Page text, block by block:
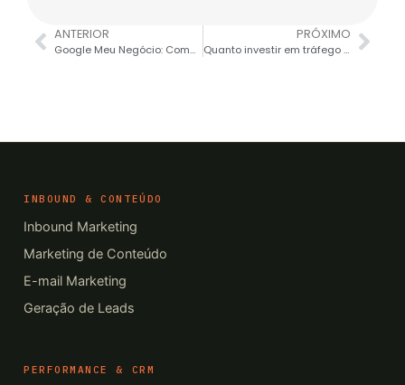
ANTERIOR
Google Meu Negócio: Como criar o perfil da minha empresa?
PRÓXIMO
Quanto investir em tráfego pago? (Orçamento ideal por estágio do funil)
INBOUND & CONTEÚDO
Inbound Marketing
Marketing de Conteúdo
E-mail Marketing
Geração de Leads
PERFORMANCE & CRM